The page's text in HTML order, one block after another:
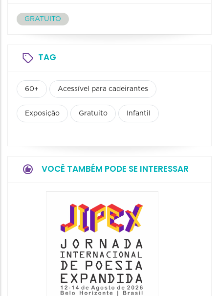
GRATUITO
TAG
60+ Acessível para cadeirantes
Exposição Gratuito Infantil
VOCÊ TAMBÉM PODE SE INTERESSAR